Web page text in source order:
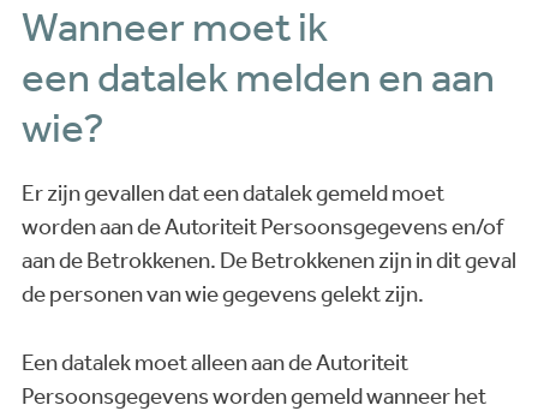
Wanneer moet ik
een datalek melden en aan
wie?
Er zijn gevallen dat een datalek gemeld moet
worden aan de Autoriteit Persoonsgegevens en/of
aan de Betrokkenen. De Betrokkenen zijn in dit geval
de personen van wie gegevens gelekt zijn.
Een datalek moet alleen aan de Autoriteit
Persoonsgegevens worden gemeld wanneer het